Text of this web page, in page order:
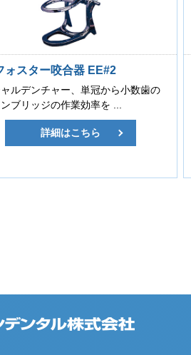
ォスター咬合器 EE#2
ルデンチャー、単冠から小数歯の
ブリッジの作業効率を ...
詳細はこちら